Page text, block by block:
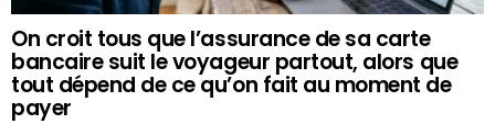
On croit tous que l’assurance de sa carte
bancaire suit le voyageur partout, alors que
tout dépend de ce qu’on fait au moment de
payer